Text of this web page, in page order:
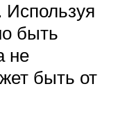
быть
не
быть от